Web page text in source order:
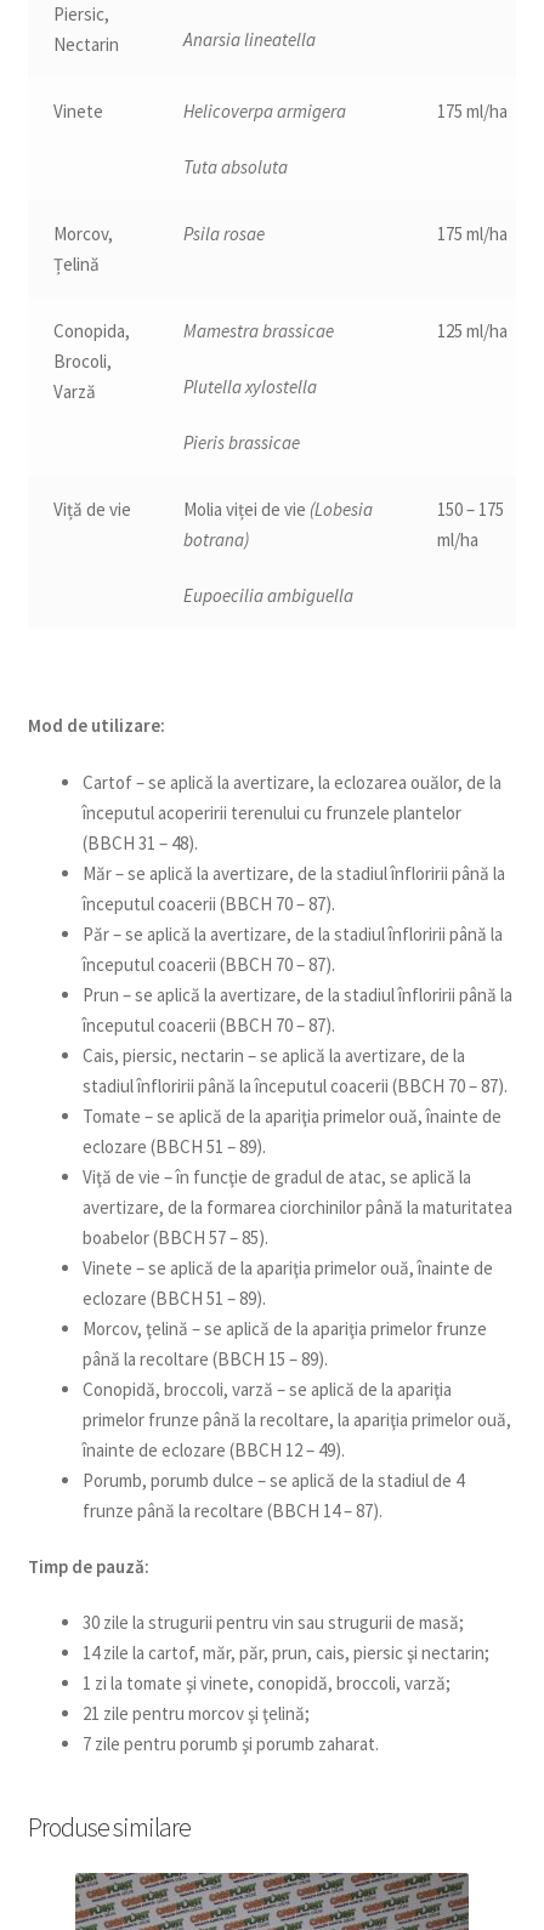
Piersic,
Nectarin
Anarsia lineatella
Vinete Helicoverpa armigera
Tuta absoluta
175 ml/ha
Morcov,
Țelină
Psila rosae 175 ml/ha
Conopida,
Brocoli,
Varză
Mamestra brassicae
Plutella xylostella
Pieris brassicae
125 ml/ha
Viță de vie Molia viței de vie (Lobesia
botrana)
Eupoecilia ambiguella
150 – 175
ml/ha
Mod de utilizare:
Cartof – se aplică la avertizare, la eclozarea ouălor, de la
începutul acoperirii terenului cu frunzele plantelor
(BBCH 31 – 48).
Măr – se aplică la avertizare, de la stadiul înfloririi până la
începutul coacerii (BBCH 70 – 87).
Păr – se aplică la avertizare, de la stadiul înfloririi până la
începutul coacerii (BBCH 70 – 87).
Prun – se aplică la avertizare, de la stadiul înfloririi până la
începutul coacerii (BBCH 70 – 87).
Cais, piersic, nectarin – se aplică la avertizare, de la
stadiul înfloririi până la începutul coacerii (BBCH 70 – 87).
Tomate – se aplică de la apariţia primelor ouă, înainte de
eclozare (BBCH 51 – 89).
Viţă de vie – în funcţie de gradul de atac, se aplică la
avertizare, de la formarea ciorchinilor până la maturitatea
boabelor (BBCH 57 – 85).
Vinete – se aplică de la apariţia primelor ouă, înainte de
eclozare (BBCH 51 – 89).
Morcov, ţelină – se aplică de la apariţia primelor frunze
până la recoltare (BBCH 15 – 89).
Conopidă, broccoli, varză – se aplică de la apariţia
primelor frunze până la recoltare, la apariţia primelor ouă,
înainte de eclozare (BBCH 12 – 49).
Porumb, porumb dulce – se aplică de la stadiul de 4
frunze până la recoltare (BBCH 14 – 87).
Timp de pauză:
30 zile la strugurii pentru vin sau strugurii de masă;
14 zile la cartof, măr, păr, prun, cais, piersic şi nectarin;
1 zi la tomate şi vinete, conopidă, broccoli, varză;
21 zile pentru morcov şi ţelină;
7 zile pentru porumb şi porumb zaharat.
Produse similare